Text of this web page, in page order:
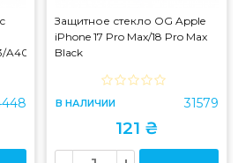
A50/A50s/M21/M22/M30/M30s
Защитное стекло OG Apple
iPhone 17 Pro Max/18 Pro Max
Black
В НАЛИЧИИ 31579
121 ₴